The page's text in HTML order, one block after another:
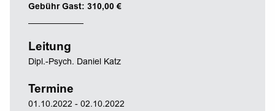
Gebühr Gast: 310,00 €
Leitung
Dipl.-Psych. Daniel Katz
Termine
01.10.2022 - 02.10.2022